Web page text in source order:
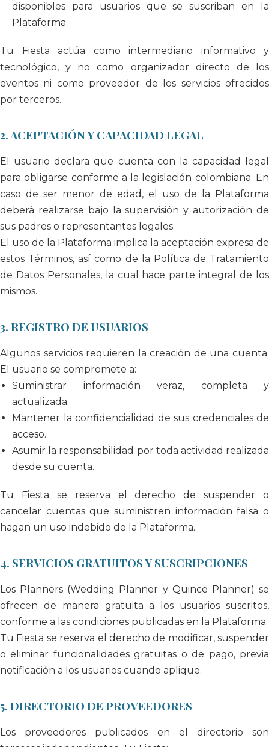
disponibles para usuarios que se suscriban en la
Plataforma.
Tu Fiesta actúa como intermediario informativo y
tecnológico, y no como organizador directo de los
eventos ni como proveedor de los servicios ofrecidos
por terceros.
2. ACEPTACIÓN Y CAPACIDAD LEGAL
El usuario declara que cuenta con la capacidad legal
para obligarse conforme a la legislación colombiana. En
caso de ser menor de edad, el uso de la Plataforma
deberá realizarse bajo la supervisión y autorización de
sus padres o representantes legales.
El uso de la Plataforma implica la aceptación expresa de
estos Términos, así como de la Política de Tratamiento
de Datos Personales, la cual hace parte integral de los
mismos.
3. REGISTRO DE USUARIOS
Algunos servicios requieren la creación de una cuenta.
El usuario se compromete a:
Suministrar información veraz, completa y
actualizada.
Mantener la confidencialidad de sus credenciales de
acceso.
Asumir la responsabilidad por toda actividad realizada
desde su cuenta.
Tu Fiesta se reserva el derecho de suspender o
cancelar cuentas que suministren información falsa o
hagan un uso indebido de la Plataforma.
4. SERVICIOS GRATUITOS Y SUSCRIPCIONES
Los Planners (Wedding Planner y Quince Planner) se
ofrecen de manera gratuita a los usuarios suscritos,
conforme a las condiciones publicadas en la Plataforma.
Tu Fiesta se reserva el derecho de modificar, suspender
o eliminar funcionalidades gratuitas o de pago, previa
notificación a los usuarios cuando aplique.
5. DIRECTORIO DE PROVEEDORES
Los proveedores publicados en el directorio son